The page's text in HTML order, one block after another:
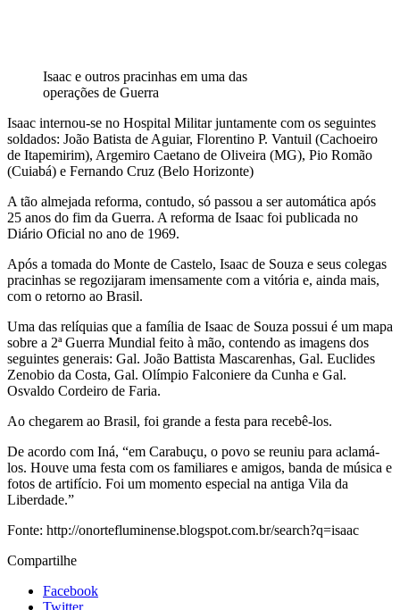
Isaac e outros pracinhas em uma das
operações de Guerra
Isaac internou-se no Hospital Militar juntamente com os seguintes
soldados: João Batista de Aguiar, Florentino P. Vantuil (Cachoeiro
de Itapemirim), Argemiro Caetano de Oliveira (MG), Pio Romão
(Cuiabá) e Fernando Cruz (Belo Horizonte)
A tão almejada reforma, contudo, só passou a ser automática após
25 anos do fim da Guerra. A reforma de Isaac foi publicada no
Diário Oficial no ano de 1969.
Após a tomada do Monte de Castelo, Isaac de Souza e seus colegas
pracinhas se regozijaram imensamente com a vitória e, ainda mais,
com o retorno ao Brasil.
Uma das relíquias que a família de Isaac de Souza possui é um mapa
sobre a 2ª Guerra Mundial feito à mão, contendo as imagens dos
seguintes generais: Gal. João Battista Mascarenhas, Gal. Euclides
Zenobio da Costa, Gal. Olímpio Falconiere da Cunha e Gal.
Osvaldo Cordeiro de Faria.
Ao chegarem ao Brasil, foi grande a festa para recebê-los.
De acordo com Iná, “em Carabuçu, o povo se reuniu para aclamá-
los. Houve uma festa com os familiares e amigos, banda de música e
fotos de artifício. Foi um momento especial na antiga Vila da
Liberdade.”
Fonte: http://onortefluminense.blogspot.com.br/search?q=isaac
Compartilhe
Facebook
Twitter